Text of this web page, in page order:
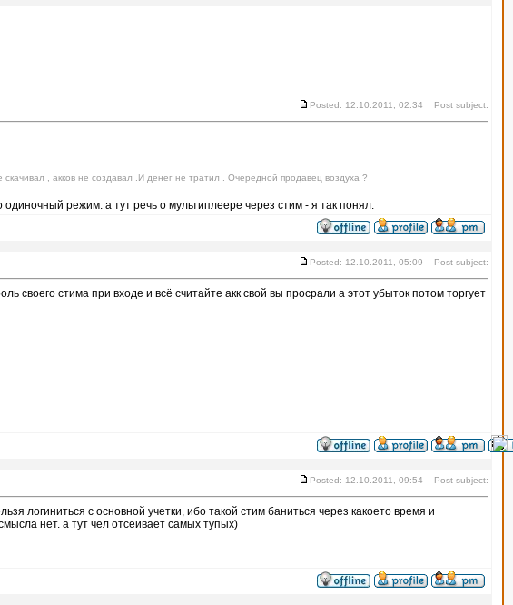
Posted: 12.10.2011, 02:34 Post subject:
, акков не создавал .И денег не тратил . Очередной продавец воздуха ?
одиночный режим. а тут речь о мультиплеере через стим - я так понял.
Posted: 12.10.2011, 05:09 Post subject:
своего стима при входе и всё считайте акк свой вы просрали а этот убыток потом торгует
Posted: 12.10.2011, 09:54 Post subject:
логиниться с основной учетки, ибо такой стим баниться через какоето время и
нет. а тут чел отсеивает самых тупых)